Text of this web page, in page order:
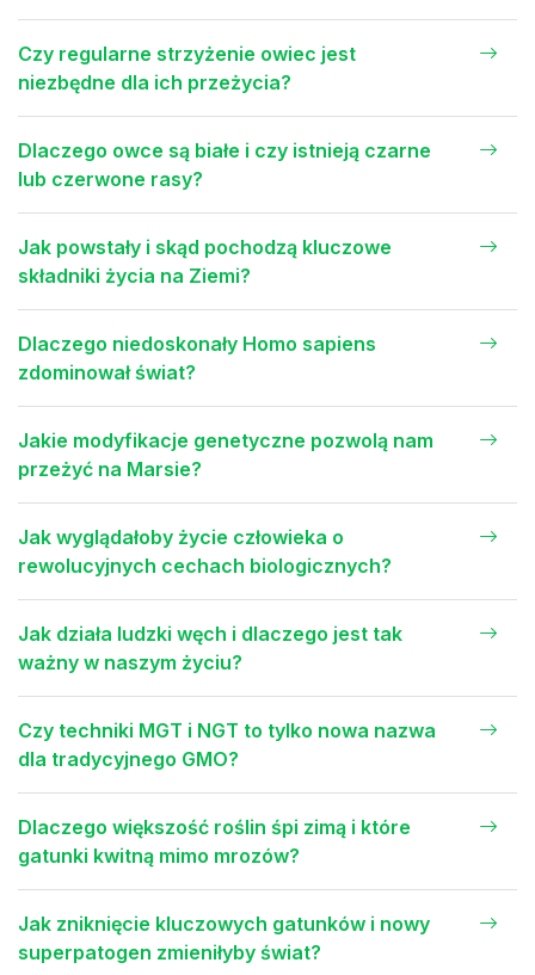
Czy regularne strzyżenie owiec jest
niezbędne dla ich przeżycia?
Dlaczego owce są białe i czy istnieją czarne
lub czerwone rasy?
Jak powstały i skąd pochodzą kluczowe
składniki życia na Ziemi?
Dlaczego niedoskonały Homo sapiens
zdominował świat?
Jakie modyfikacje genetyczne pozwolą nam
przeżyć na Marsie?
Jak wyglądałoby życie człowieka o
rewolucyjnych cechach biologicznych?
Jak działa ludzki węch i dlaczego jest tak
ważny w naszym życiu?
Czy techniki MGT i NGT to tylko nowa nazwa
dla tradycyjnego GMO?
Dlaczego większość roślin śpi zimą i które
gatunki kwitną mimo mrozów?
Jak zniknięcie kluczowych gatunków i nowy
superpatogen zmieniłyby świat?